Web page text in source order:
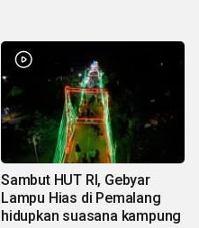
Sambut HUT RI, Gebyar
Lampu Hias di Pemalang
hidupkan suasana kampung